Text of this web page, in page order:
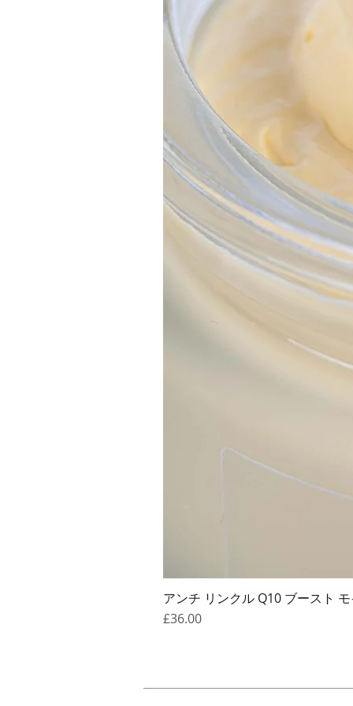
アンチ リンクル Q10 ブースト
価格
£36.00